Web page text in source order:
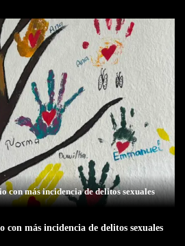
con más incidencia de delitos sexuales
más incidencia de delitos sexuales